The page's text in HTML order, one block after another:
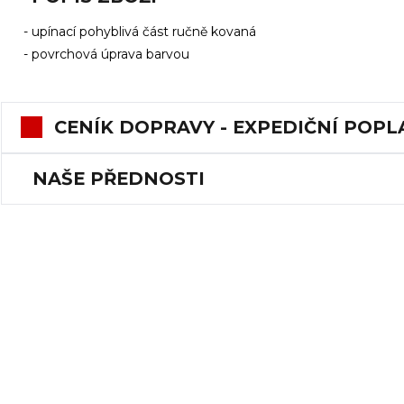
- upínací pohyblivá část ručně kovaná
- povrchová úprava barvou
CENÍK DOPRAVY - EXPEDIČNÍ
NAŠE PŘEDNOSTI